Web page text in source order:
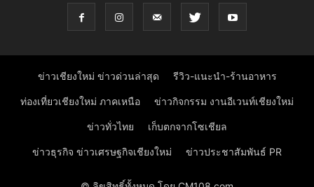
ข่าวเชียงใหม่ ข่าวด่วนล่าสุด รีวิว-แนะนำ-ร้านอาหาร
ท่องเที่ยวเชียงใหม่ ภาคเหนือ ข่าวกิจกรรม งานอีเวนท์เชียงใหม่
ข่าวทั่วไทย เก็บตกจากโซเชียล
ข่าวธุรกิจ ข่าวเศรษฐกิจเชียงใหม่ ข่าวประชาสัมพันธ์ PR